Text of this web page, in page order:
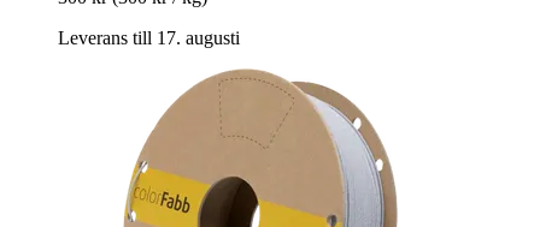
Leverans till 17. augusti